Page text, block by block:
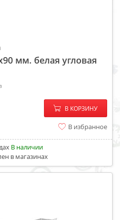
мм. белая угловая
− +
В КОРЗИНУ
В избранное
В наличии
в магазинах